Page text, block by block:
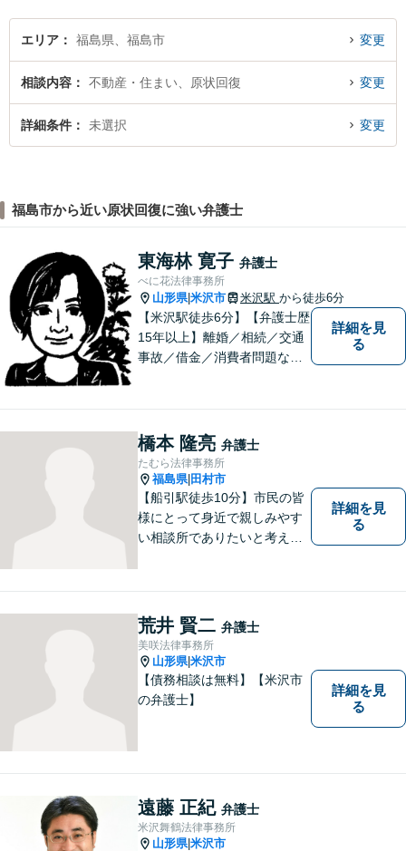
エリア 福島県、福島市 変更
相談内容 不動産・住まい、原状回復 変更
詳細条件 未選択 変更
福島市から近い原状回復に強い弁護士
東海林 寛子 弁護士
べに花法律事務所
山形県|米沢市 米沢駅 から徒歩6分
【米沢駅徒歩6分】【弁護士歴
15年以上】離婚／相続／交通
事故／借金／消費者問題な
詳細を見
る
橋本 隆亮 弁護士
たむら法律事務所
福島県| 田村市
【船引駅徒歩10分】市民の皆
様にとって身近で親しみやす
い相談所でありたいと考えて
に、まずはお気軽にご相談く
ださい。 https://tamura-law.bi
z/ （公式ホームページ）
詳細を見
る
荒井 賢二 弁護士
美咲法律事務所
山形県|米沢市
【債務相談は無料】【米沢市
の弁護士】
詳細を見
る
遠藤 正紀 弁護士
米沢舞鶴法律事務所
山形県|米沢市